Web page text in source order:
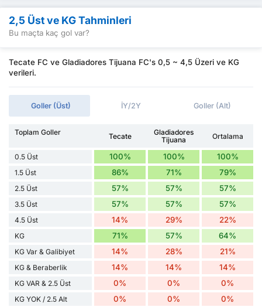
2,5 Üst ve KG Tahminleri
Bu maçta kaç gol var?
Tecate FC ve Gladiadores Tijuana FC's 0,5 ~ 4,5 Üzeri ve KG
verileri.
Goller (Üst) İY/2Y Goller (Alt)
Toplam Goller Tecate
Gladiadores
Tijuana
Ortalama
0.5 Üst 100% 100% 100%
1.5 Üst 86% 71% 79%
2.5 Üst 57% 57% 57%
3.5 Üst 57% 57% 57%
4.5 Üst 14% 29% 22%
KG 71% 57% 64%
KG Var & Galibiyet 14% 28% 21%
KG & Beraberlik 14% 14% 14%
KG VAR & 2.5 Üst 0% 0% 0%
KG YOK / 2.5 Alt 0% 0% 0%